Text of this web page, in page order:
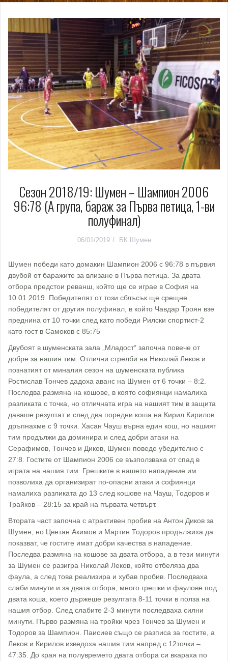
Сезон 2018/19: Шумен – Шампион 2006
96:78 (А група, бараж за Първа петица, 1-ви
полуфинал)
06/01/2019 БК Шумен
Шумен победи като домакин Шампион 2006 с 96:78 в първия
двубой от баражите за влизане в Първа петица. За двата
отбора предстои реванш, който ще се играе в София на
10.01.2019. Победителят от този сблъсък ще срещне
победителят от другия полуфинал, в който Чавдар Троян взе
преднина от 10 точки след като победи Рилски спортист-2
като гост в Самоков с 85:75
Двубоят в шуменската зала „Младост“ започна повече от
добре за нашия тим. Отлични стрелби на Николай Леков и
познатият от миналия сезон на шуменската публика
Ростислав Тончев дадоха аванс на Шумен от 6 точки – 8:2.
Последва размяна на кошове, в която софиянци намалиха
разликата с точка, но отличната игра на нашият тим в защита
даваше резултат и след два поредни коша на Кирил Кирилов
дръпнахме с 9 точки. Хасан Чауш върна един кош, но нашият
тим продължи да доминира и след добри атаки на
Серафимов, Тончев и Диков, Шумен поведе убедително с
27:8. Гостите от Шампион 2006 се възползваха от спад в
играта на нашия тим. Грешките в нашето нападение им
позволиха да организират по-опасни атаки и софиянци
намалиха разликата до 13 след кошове на Чауш, Тодоров и
Трайков – 28:15 за край на първата четвърт.
Втората част започна с атрактивен пробив на Антон Диков за
Шумен, но Цветан Акимов и Мартин Тодоров продължиха да
показват, че гостите имат добри качества в нападение.
Последва размяна на кошове за двата отбора, а в тези минути
за Шумен се разигра Николай Леков, който отбеляза два
фаула, а след това реализира и хубав пробив. Последваха
слаби минути и за двата отбора, много грешки и фаулове под
двата коша, което държеше резултата 8-11 точки в полза на
нашия отбор. След слабите 2-3 минути последваха силни
минути. Първо размяна на тройки чрез Тончев за Шумен и
Тодоров за Шампион. Паисиев също се разписа за гостите, а
Леков и Кирилов изведоха нашия тим напред с 12точки –
47:35. До края на полувремето двата отбора си вкараха по